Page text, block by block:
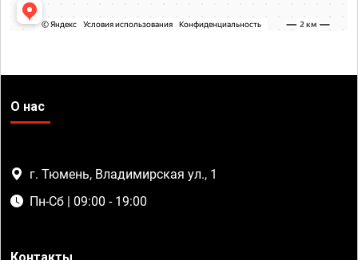
О нас
г. Тюмень, Владимирская ул., 1
Пн-Сб | 09:00 - 19:00